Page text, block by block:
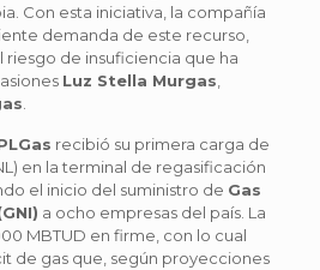
Con esta iniciativa, la compañía
demanda de este recurso,
de insuficiencia que ha
Luz Stella Murgas
recibió su primera carga de
en la terminal de regasificación
el inicio del suministro de Gas
a ocho empresas del país. La
MBTUD en firme, con lo cual
de gas que, según proyecciones